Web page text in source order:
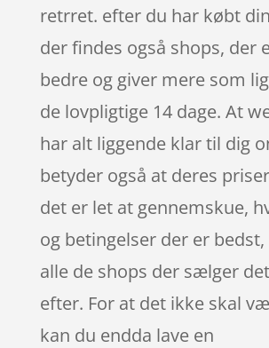
retrret. efter du har købt
der findes også shops, der
bedre og giver mere som
de lovpligtige 14 dage. At
har alt liggende klar til dig
betyder også at deres
det er let at gennemskue,
og betingelser der er
alle de shops der sælger
efter. For at det ikke skal
kan du endda lave en